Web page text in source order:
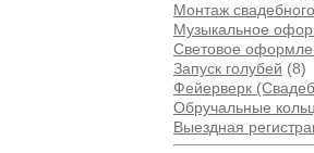
Монтаж
Музыкальное
Световое
Запуск голубей (8)
Фейерверк
Обручальные
Выездная